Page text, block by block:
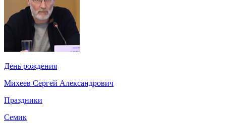
День рождения
Михеев Сергей Александрович
Праздники
Семик